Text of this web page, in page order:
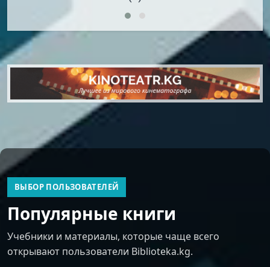
ВЫБОР ПОЛЬЗОВАТЕЛЕЙ
Популярные книги
Учебники и материалы, которые чаще всего
открывают пользователи Biblioteka.kg.